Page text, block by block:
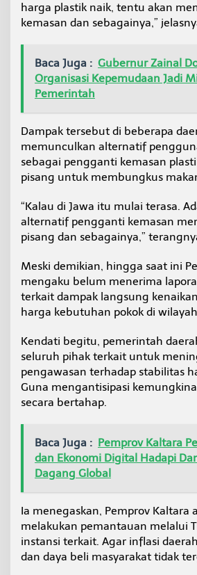
harga plastik naik, tentu akan
kemasan dan sebagainya,”
Baca Juga : Gubernur Zainal
Organisasi Kepemudaan Jadi
Pemerintah
Dampak tersebut di beberapa
memunculkan alternatif
sebagai pengganti kemasan
pisang untuk membungkus
“Kalau di Jawa itu mulai terasa.
alternatif pengganti kemasan
pisang dan sebagainya,”
Meski demikian, hingga saat ini
mengaku belum menerima
terkait dampak langsung
harga kebutuhan pokok di
Kendati begitu, pemerintah
seluruh pihak terkait untuk
pengawasan terhadap stabilitas
Guna mengantisipasi
secara bertahap.
Baca Juga : Pemprov Kaltara
dan Ekonomi Digital Hadapi
Dagang Global
Ia menegaskan, Pemprov Kaltara
melakukan pemantauan melalui
instansi terkait. Agar inflasi
dan daya beli masyarakat tidak